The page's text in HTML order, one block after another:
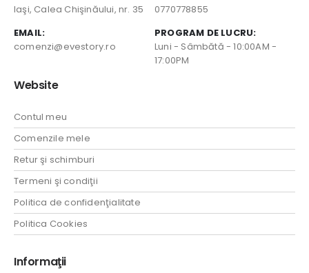
Iaşi, Calea Chişinăului, nr. 35
0770778855
EMAIL:
comenzi@evestory.ro
PROGRAM DE LUCRU:
Luni - Sâmbătă - 10:00AM -
17:00PM
Website
Contul meu
Comenzile mele
Retur şi schimburi
Termeni şi condiţii
Politica de confidenţialitate
Politica Cookies
Informaţii